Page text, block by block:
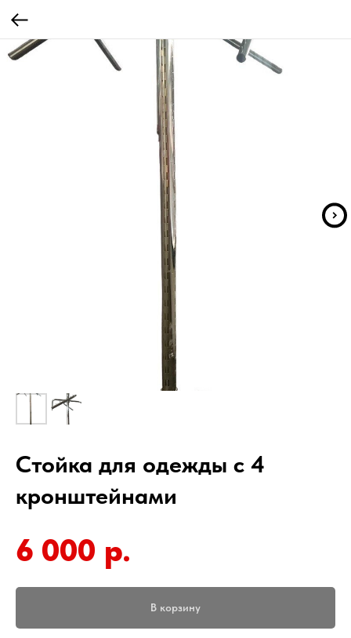
Стойка для одежды с 4
кронштейнами
6 000 р.
В корзину